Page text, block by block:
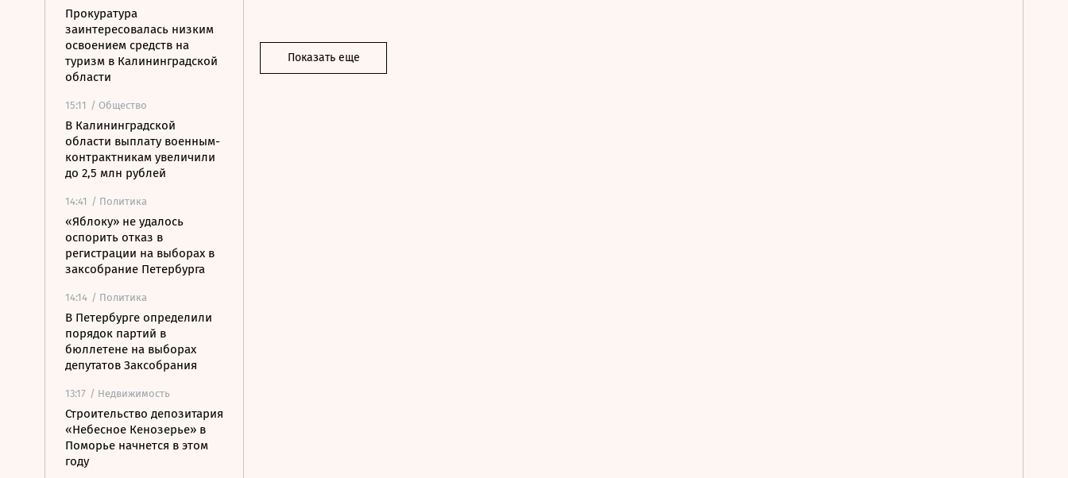
Прокуратура
заинтересовалась низким
освоением средств на
туризм в Калининградской
области
15:11 / Общество
В Калининградской
области выплату военным-
контрактникам увеличили
до 2,5 млн рублей
14:41 / Политика
«Яблоку» не удалось
оспорить отказ в
регистрации на выборах в
заксобрание Петербурга
14:14 / Политика
В Петербурге определили
порядок партий в
бюллетене на выборах
депутатов Заксобрания
13:17 / Недвижимость
Строительство депозитария
«Небесное Кенозерье» в
Поморье начнется в этом
году
Показать еще